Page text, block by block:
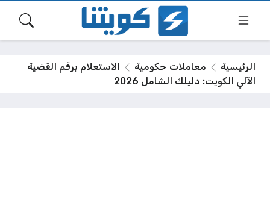
الرئيسية معاملات حكومية
الاستعلام برقم القضية
الآلي الكويت: دليلك الشامل 2026